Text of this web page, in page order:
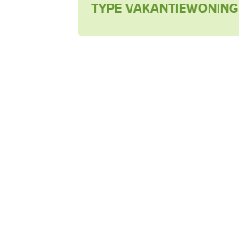
TYPE VAKANTIEWONING